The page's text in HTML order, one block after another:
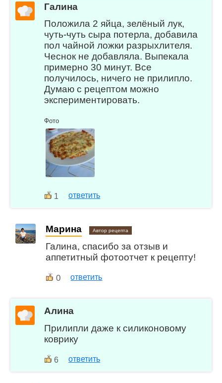
Галина
Положила 2 яйца, зелёный лук,
чуть-чуть сыра потерла, добавила
пол чайной ложки разрыхлителя.
Чеснок не добавляла. Выпекала
примерно 30 минут. Все
получилось, ничего не прилипло.
Думаю с рецептом можно
экспериментировать.
Фото
1 ответить
Марина Автор рецепта
Галина, спасибо за отзыв и
аппетитный фотоотчет к рецепту!
0 ответить
Алина
Прилипли даже к силиконовому
коврику
6 ответить